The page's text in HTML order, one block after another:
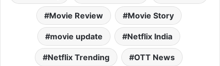
Movie Review Movie Story
movie update Netflix India
Netflix Trending OTT News